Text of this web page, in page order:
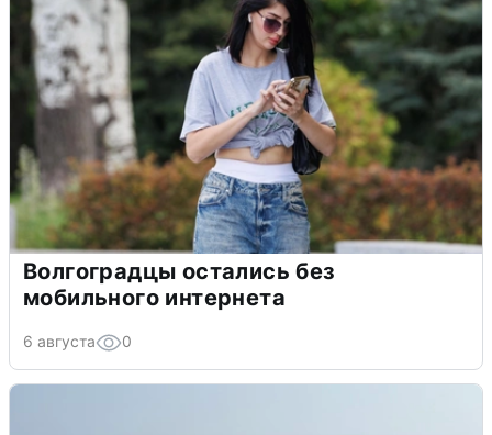
Волгоградцы остались без
мобильного интернета
6 августа 0